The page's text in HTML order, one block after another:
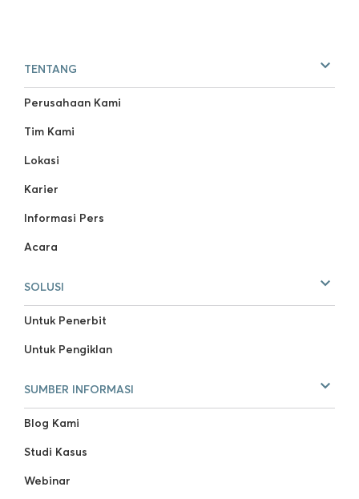
TENTANG
Perusahaan Kami
Tim Kami
Lokasi
Karier
Informasi Pers
Acara
SOLUSI
Untuk Penerbit
Untuk Pengiklan
SUMBER INFORMASI
Blog Kami
Studi Kasus
Webinar